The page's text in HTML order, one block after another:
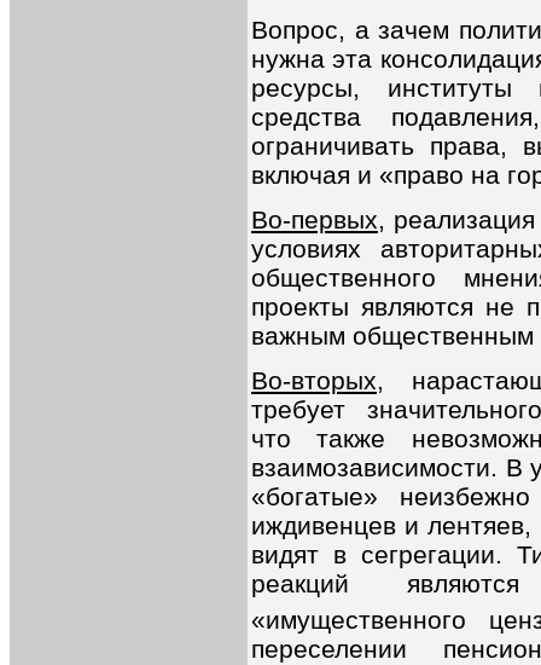
Вопрос, а зачем
нужна эта
ресурсы, институты
средства
ограничивать права,
включая и «право на
Во-первых,
условиях
общественного
проекты являются не
важным общественным
Во-вторых,
требует
что также
взаимозависимости. В
«богатые»
иждивенцев и
видят в сегрегации.
реакций
«имущественного
переселении